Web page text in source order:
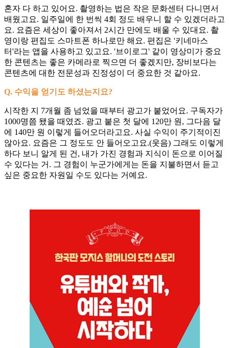
혼자 다 하고 있어요. 촬영하는 법은 작은 문화센터 다니면서
배웠고요. 일주일에 한 번씩 4회 정도 배우니 할 수 있겠더라고
요. 요즘은 세상이 좋아져서 2시간 만에도 배울 수 있대요. 촬
영이랑 편집도 스마트폰 하나로만 해요. 편집은 '키네마스
터'라는 앱을 사용하고 있고요. '브이로그' 같이 영상미가 중요
한 콘텐츠는 좋은 카메라로 찍으면 더 좋겠지만, 장비보다는
콘텐츠에 대한 전문성과 진정성이 더 중요한 것 같아요.
Q. 수익을 얻기도 하셨는지요?
시작한 지 7개월 좀 넘었을 때부터 광고가 붙었어요. 구독자가
1000명쯤 됐을 때였죠. 광고 붙은 첫 달에 120만 원, 그다음 달
에 140만 원 이렇게 들어오더라고요. 사실 수익이 주기적이진
않아요. 요즘은 그 정도도 안 들어오고요.(웃음) 그래도 이렇게
하다 보니 알게 된 건, 내가 가진 경험과 지식이 돈으로 이어질
수 있다는 거. 그 경험이 누군가에게는 돈을 지불하면서 듣고
싶은 중요한 자원일 수도 있다는 거예요.